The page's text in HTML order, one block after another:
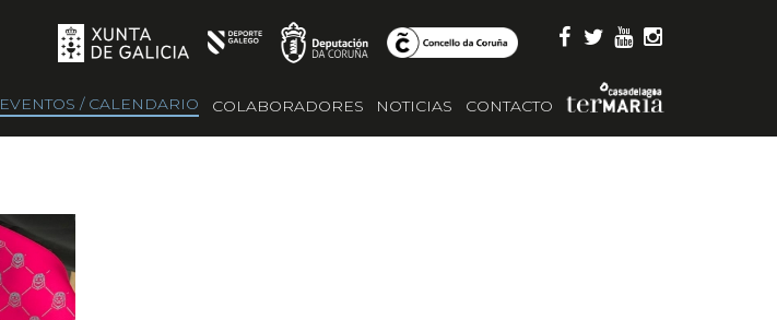
EVENTOS / CALENDARIO COLABORADORES NOTICIAS CONTACTO